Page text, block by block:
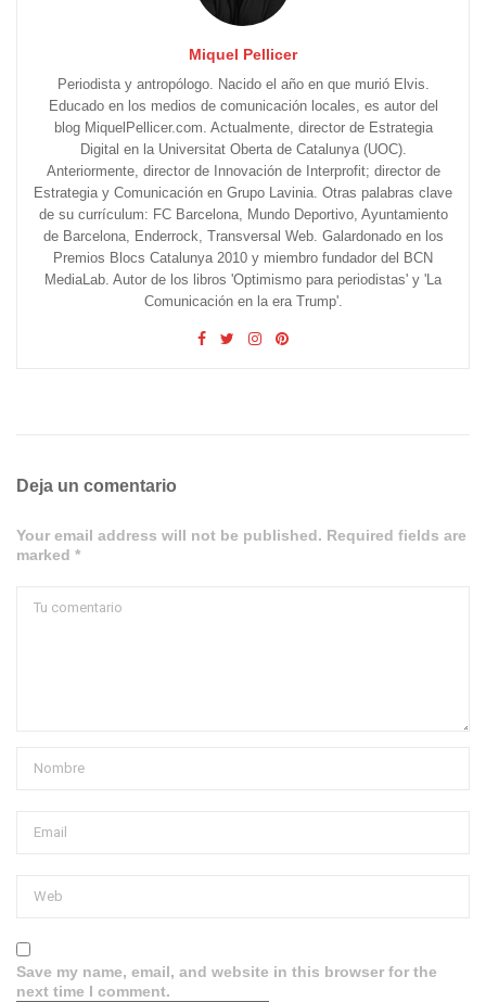
Miquel Pellicer
Periodista y antropólogo. Nacido el año en que murió Elvis.
Educado en los medios de comunicación locales, es autor del
blog MiquelPellicer.com. Actualmente, director de Estrategia
Digital en la Universitat Oberta de Catalunya (UOC).
Anteriormente, director de Innovación de Interprofit; director de
Estrategia y Comunicación en Grupo Lavinia. Otras palabras clave
de su currículum: FC Barcelona, Mundo Deportivo, Ayuntamiento
de Barcelona, Enderrock, Transversal Web. Galardonado en los
Premios Blocs Catalunya 2010 y miembro fundador del BCN
MediaLab. Autor de los libros 'Optimismo para periodistas' y 'La
Comunicación en la era Trump'.
Deja un comentario
Your email address will not be published. Required fields are
marked *
Save my name, email, and website in this browser for the
next time I comment.